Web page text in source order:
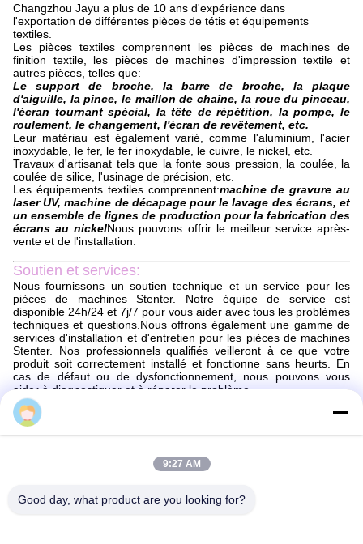
Changzhou Jayu a plus de 10 ans d'expérience dans
l'exportation de différentes pièces de tétis et équipements
textiles.
Les pièces textiles comprennent les pièces de machines de
finition textile, les pièces de machines d'impression textile et
autres pièces, telles que:
Le support de broche, la barre de broche, la plaque
d'aiguille, la pince, le maillon de chaîne, la roue du pinceau,
l'écran tournant spécial, la tête de répétition, la pompe, le
roulement, le changement, l'écran de revêtement, etc.
Leur matériau est également varié, comme l'aluminium, l'acier
inoxydable, le fer, le fer inoxydable, le cuivre, le nickel, etc.
Travaux d'artisanat tels que la fonte sous pression, la coulée, la
coulée de silice, l'usinage de précision, etc.
Les équipements textiles comprennent:machine de gravure au
laser UV, machine de décapage pour le lavage des écrans, et
un ensemble de lignes de production pour la fabrication des
écrans au nickelNous pouvons offrir le meilleur service après-
vente et de l'installation.
Soutien et services:
Nous fournissons un soutien technique et un service pour les
pièces de machines Stenter. Notre équipe de service est
disponible 24h/24 et 7j/7 pour vous aider avec tous les problèmes
techniques et questions.Nous offrons également une gamme de
services d'installation et d'entretien pour les pièces de machines
Stenter. Nos professionnels qualifiés veilleront à ce que votre
produit soit correctement installé et fonctionne sans heurts. En
cas de défaut ou de dysfonctionnement, nous pouvons vous
aider à diagnostiquer et à réparer le problème.
Emballage et expédition:
Emballage et expédition de pièces de stenter
Les pièces de la machine à stenter seront emballées en toute
sécurité pour s'assurer qu'elles arrivent en parfait état.Les pièces
matériau d'amortissement ajouté pour éviter les dommagesUne
9:27 AM
Good day, what product are you looking for?